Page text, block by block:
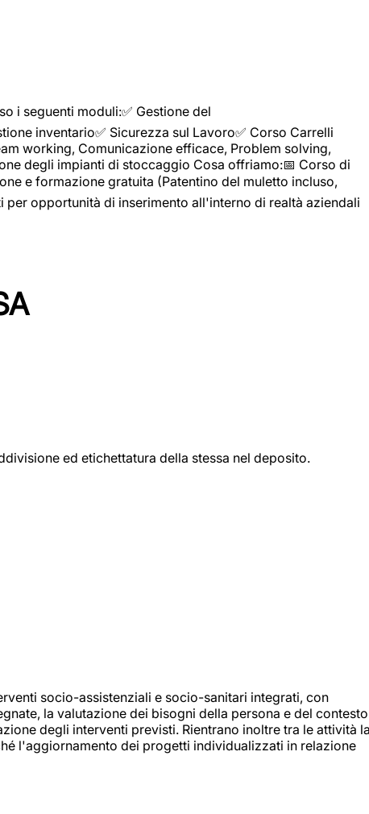
i seguenti moduli:✅ Gestione del
inventario✅ Sicurezza sul Lavoro✅ Corso Carrelli
working, Comunicazione efficace, Problem solving,
degli impianti di stoccaggio Cosa offriamo:📅 Corso di
e formazione gratuita (Patentino del muletto incluso,
opportunità di inserimento all'interno di realtà aziendali
ed etichettatura della stessa nel deposito.
socio-assistenziali e socio-sanitari integrati, con
la valutazione dei bisogni della persona e del contesto
degli interventi previsti. Rientrano inoltre tra le attività
l'aggiornamento dei progetti individualizzati in relazione